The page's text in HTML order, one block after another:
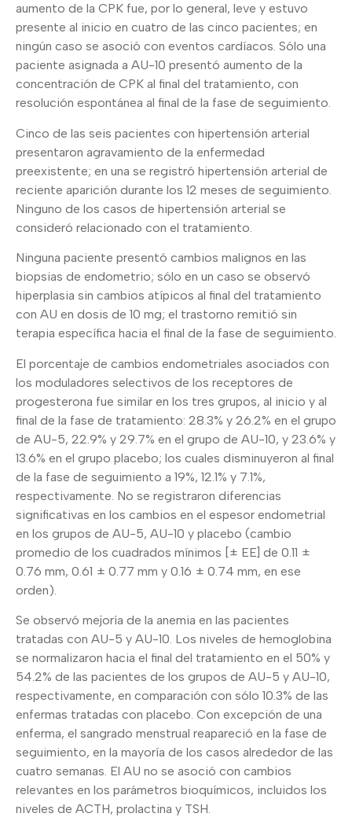
aumento de la CPK fue, por lo general, leve y estuvo
presente al inicio en cuatro de las cinco pacientes; en
ningún caso se asoció con eventos cardíacos. Sólo una
paciente asignada a AU-10 presentó aumento de la
concentración de CPK al final del tratamiento, con
resolución espontánea al final de la fase de seguimiento.
Cinco de las seis pacientes con hipertensión arterial
presentaron agravamiento de la enfermedad
preexistente; en una se registró hipertensión arterial de
reciente aparición durante los 12 meses de seguimiento.
Ninguno de los casos de hipertensión arterial se
consideró relacionado con el tratamiento.
Ninguna paciente presentó cambios malignos en las
biopsias de endometrio; sólo en un caso se observó
hiperplasia sin cambios atípicos al final del tratamiento
con AU en dosis de 10 mg; el trastorno remitió sin
terapia específica hacia el final de la fase de seguimiento.
El porcentaje de cambios endometriales asociados con
los moduladores selectivos de los receptores de
progesterona fue similar en los tres grupos, al inicio y al
final de la fase de tratamiento: 28.3% y 26.2% en el grupo
de AU-5, 22.9% y 29.7% en el grupo de AU-10, y 23.6% y
13.6% en el grupo placebo; los cuales disminuyeron al final
de la fase de seguimiento a 19%, 12.1% y 7.1%,
respectivamente. No se registraron diferencias
significativas en los cambios en el espesor endometrial
en los grupos de AU-5, AU-10 y placebo (cambio
promedio de los cuadrados mínimos [± EE] de 0.11 ±
0.76 mm, 0.61 ± 0.77 mm y 0.16 ± 0.74 mm, en ese
orden).
Se observó mejoría de la anemia en las pacientes
tratadas con AU-5 y AU-10. Los niveles de hemoglobina
se normalizaron hacia el final del tratamiento en el 50% y
54.2% de las pacientes de los grupos de AU-5 y AU-10,
respectivamente, en comparación con sólo 10.3% de las
enfermas tratadas con placebo. Con excepción de una
enferma, el sangrado menstrual reapareció en la fase de
seguimiento, en la mayoría de los casos alrededor de las
cuatro semanas. El AU no se asoció con cambios
relevantes en los parámetros bioquímicos, incluidos los
niveles de ACTH, prolactina y TSH.